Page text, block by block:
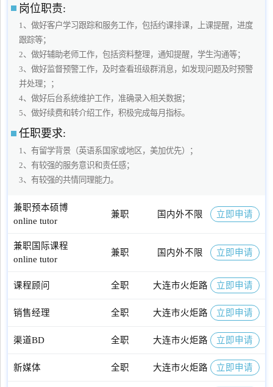
岗位职责:
1、做好客户学习跟踪和服务工作，包括约课排课，上课提醒，进度
跟踪等；
2、做好辅助老师工作，包括资料整理，通知提醒，学生沟通等；
3、做好监督预警工作，及时查看班级群消息，如发现问题及时预警
并处理；；
4、做好后台系统维护工作，准确录入相关数据；
5、做好续费和转介绍工作，积极完成每月指标。
任职要求:
1、有留学背景（英语系国家或地区，美加优先）；
2、有较强的服务意识和责任感；
3、有较强的共情同理能力。
兼职预本硕博
online tutor
兼职 国内外不限 立即申请
兼职国际课程
online tutor
兼职 国内外不限 立即申请
课程顾问 全职 大连市火炬路 立即申请
销售经理 全职 大连市火炬路 立即申请
渠道BD 全职 大连市火炬路 立即申请
新媒体 全职 大连市火炬路 立即申请